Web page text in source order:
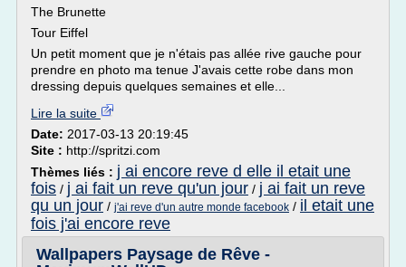
The Brunette
Tour Eiffel
Un petit moment que je n'étais pas allée rive gauche pour
prendre en photo ma tenue J'avais cette robe dans mon
dressing depuis quelques semaines et elle...
Lire la suite
Date: 2017-03-13 20:19:45
Site : http://spritzi.com
Thèmes liés : j ai encore reve d elle il etait une
fois / j ai fait un reve qu'un jour / j ai fait un reve
qu un jour / j'ai reve d'un autre monde facebook / il etait une
fois j'ai encore reve
Wallpapers Paysage de Rêve -